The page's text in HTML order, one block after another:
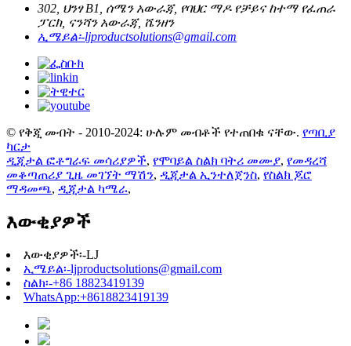
302, ህንፃ B1, ሰሜን አውራጃ, የባህር ማዶ የቻይና ከተማ የፈጠራ
ፓርክ, ናንሻን አውራጃ, ሼንዘን
ኢሜይል፡-ljproductsolutions@gmail.com
© የቅጂ መብት - 2010-2024: ሁሉም መብቶች የተጠበቁ ናቸው. የጣቢያ
ካርታ
ዲጂታል ፎቶግራፍ መሳሪያዎች, የሞባይል ስልክ ባትሪ መሙያ, የመዳረሻ
መቆጣጠሪያ ጊዜ መገኘት ማሽን, ዲጂታል ኢንተለጀንስ, የስልክ ጆሮ
ማዳመጫ, ዲጂታል ካሜራ,
እውቂያዎች
እውቂያዎች፡-LJ
ኢሜይል፡-ljproductsolutions@gmail.com
ስልክ፡-+86 18823419139
WhatsApp:+8618823419139